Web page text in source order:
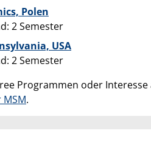
Polen
2 Semester
USA
2 Semester
Programmen oder
.